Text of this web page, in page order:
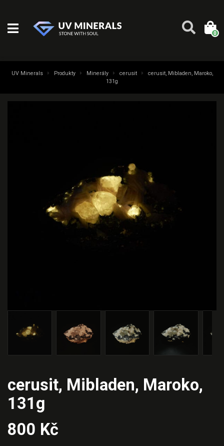
0
UV Minerals Produkty Minerály cerusit
cerusit, Mibladen, Maroko,
131g
cerusit, Mibladen, Maroko,
131g
800 Kč